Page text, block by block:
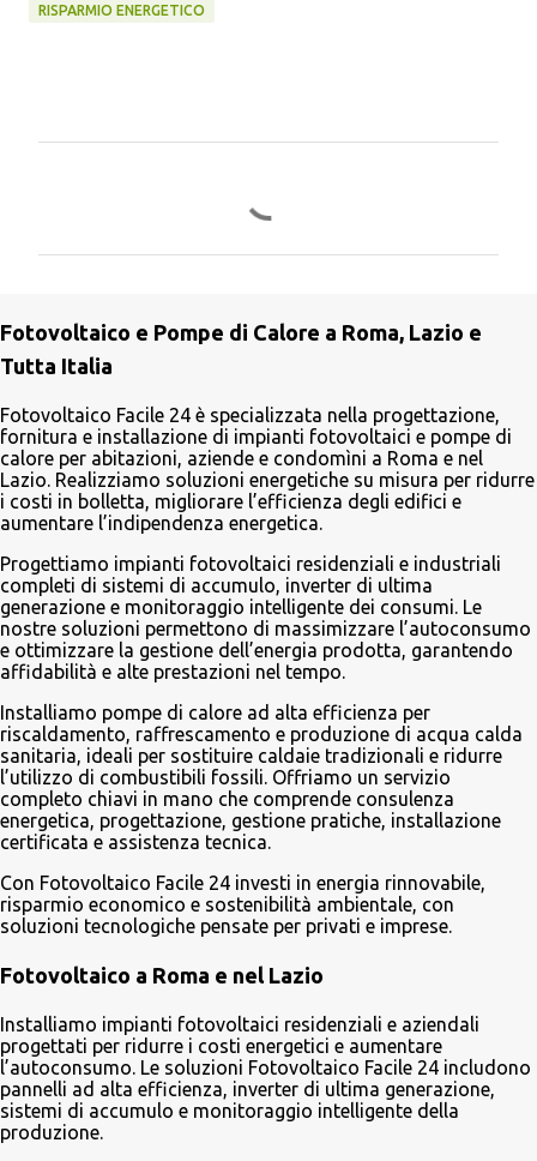
RISPARMIO ENERGETICO
n
t
i
Fotovoltaico e Pompe di Calore a Roma, Lazio e
Tutta Italia
Fotovoltaico Facile 24 è specializzata nella progettazione,
fornitura e installazione di impianti fotovoltaici e pompe di
calore per abitazioni, aziende e condomìni a Roma e nel
Lazio. Realizziamo soluzioni energetiche su misura per ridurre
i costi in bolletta, migliorare l’efficienza degli edifici e
aumentare l’indipendenza energetica.
Progettiamo impianti fotovoltaici residenziali e industriali
completi di sistemi di accumulo, inverter di ultima
generazione e monitoraggio intelligente dei consumi. Le
nostre soluzioni permettono di massimizzare l’autoconsumo
e ottimizzare la gestione dell’energia prodotta, garantendo
affidabilità e alte prestazioni nel tempo.
Installiamo pompe di calore ad alta efficienza per
riscaldamento, raffrescamento e produzione di acqua calda
sanitaria, ideali per sostituire caldaie tradizionali e ridurre
l’utilizzo di combustibili fossili. Offriamo un servizio
completo chiavi in mano che comprende consulenza
energetica, progettazione, gestione pratiche, installazione
certificata e assistenza tecnica.
Con Fotovoltaico Facile 24 investi in energia rinnovabile,
risparmio economico e sostenibilità ambientale, con
soluzioni tecnologiche pensate per privati e imprese.
Fotovoltaico a Roma e nel Lazio
Installiamo impianti fotovoltaici residenziali e aziendali
progettati per ridurre i costi energetici e aumentare
l’autoconsumo. Le soluzioni Fotovoltaico Facile 24 includono
pannelli ad alta efficienza, inverter di ultima generazione,
sistemi di accumulo e monitoraggio intelligente della
produzione.